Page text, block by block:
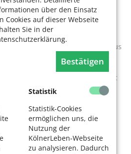
über den Einsatz
Cookies auf dieser Webseite
Sie in der
Bestätigen
Statistik
Statistik-Cookies
ermöglichen uns, die
Nutzung der
KölnerLeben-Webseite
zu analysieren. Dadurch
Standort nicht mehr benötigen,
Biogasaufbereitungsanlage
„Dazu entfernen wir das CO2 aus
wir das Klärgas auf
„Gaswäsche“ soll das Gas ins
andere StEB-Standorte beliefert
auch andere kommunale
ja bereits.
aber: Die
ist noch im Bau. Wann sie fertig
bis Ende des Jahres erwartet“,